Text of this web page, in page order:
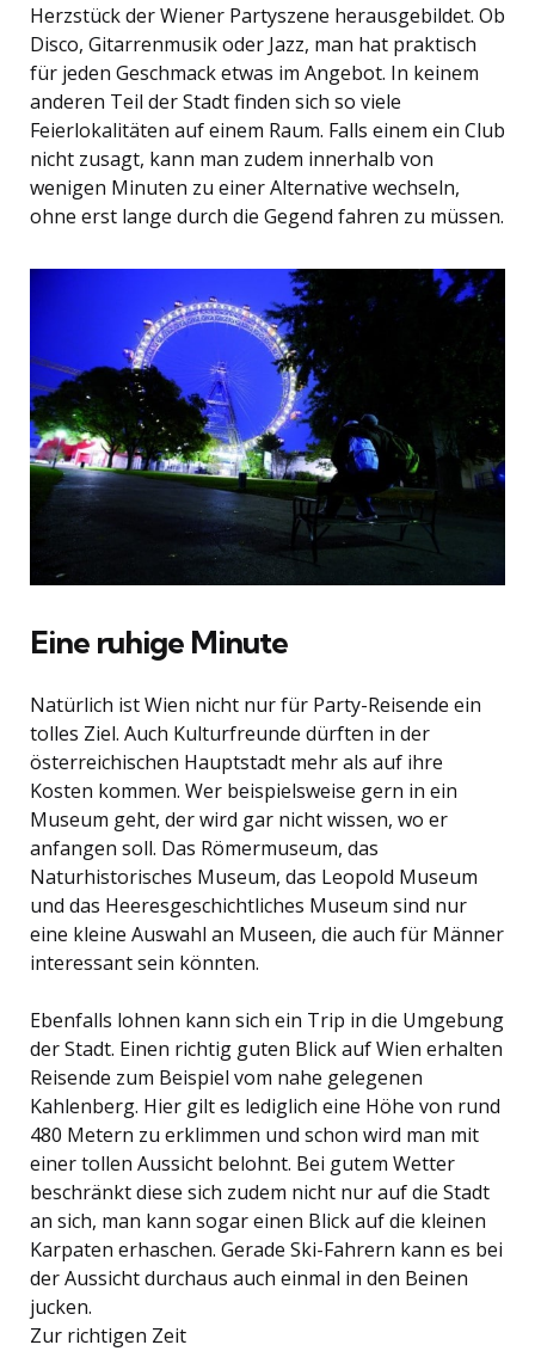
Herzstück der Wiener Partyszene herausgebildet. Ob
Disco, Gitarrenmusik oder Jazz, man hat praktisch
für jeden Geschmack etwas im Angebot. In keinem
anderen Teil der Stadt finden sich so viele
Feierlokalitäten auf einem Raum. Falls einem ein Club
nicht zusagt, kann man zudem innerhalb von
wenigen Minuten zu einer Alternative wechseln,
ohne erst lange durch die Gegend fahren zu müssen.
Eine ruhige Minute
Natürlich ist Wien nicht nur für Party-Reisende ein
tolles Ziel. Auch Kulturfreunde dürften in der
österreichischen Hauptstadt mehr als auf ihre
Kosten kommen. Wer beispielsweise gern in ein
Museum geht, der wird gar nicht wissen, wo er
anfangen soll. Das Römermuseum, das
Naturhistorisches Museum, das Leopold Museum
und das Heeresgeschichtliches Museum sind nur
eine kleine Auswahl an Museen, die auch für Männer
interessant sein könnten.
Ebenfalls lohnen kann sich ein Trip in die Umgebung
der Stadt. Einen richtig guten Blick auf Wien erhalten
Reisende zum Beispiel vom nahe gelegenen
Kahlenberg. Hier gilt es lediglich eine Höhe von rund
480 Metern zu erklimmen und schon wird man mit
einer tollen Aussicht belohnt. Bei gutem Wetter
beschränkt diese sich zudem nicht nur auf die Stadt
an sich, man kann sogar einen Blick auf die kleinen
Karpaten erhaschen. Gerade Ski-Fahrern kann es bei
der Aussicht durchaus auch einmal in den Beinen
jucken.
Zur richtigen Zeit